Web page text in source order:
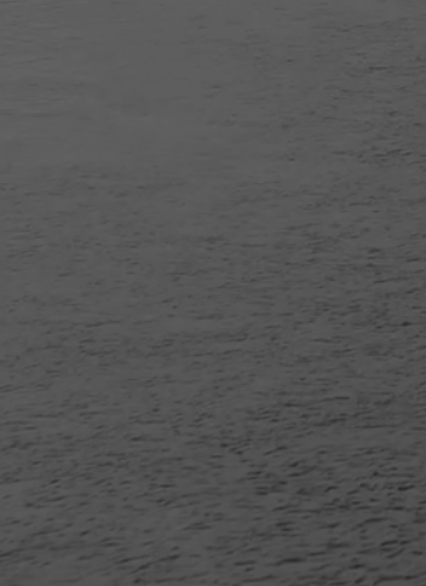
LE MONDE BOUGE SANS CESSE
TRAVELLING OU ENCORE PRISE
DE TOULOUSE UTILISE LES
AUDIOVISUELS.
© 2026 BIOLUMINESCENCE. AGENCE AUDIOVISUELLE